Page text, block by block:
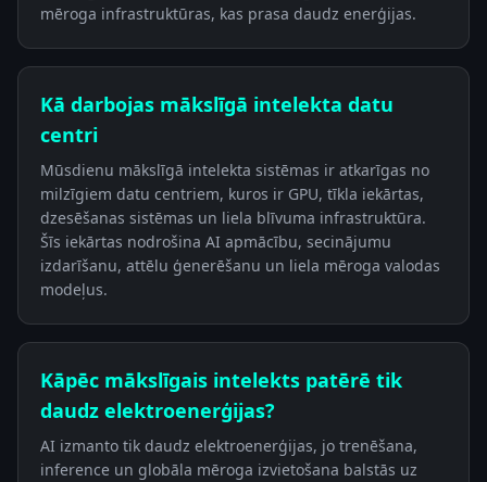
mēroga infrastruktūras, kas prasa daudz enerģijas.
Kā darbojas mākslīgā intelekta datu
centri
Mūsdienu mākslīgā intelekta sistēmas ir atkarīgas no
milzīgiem datu centriem, kuros ir GPU, tīkla iekārtas,
dzesēšanas sistēmas un liela blīvuma infrastruktūra.
Šīs iekārtas nodrošina AI apmācību, secinājumu
izdarīšanu, attēlu ģenerēšanu un liela mēroga valodas
modeļus.
Kāpēc mākslīgais intelekts patērē tik
daudz elektroenerģijas?
AI izmanto tik daudz elektroenerģijas, jo trenēšana,
inference un globāla mēroga izvietošana balstās uz